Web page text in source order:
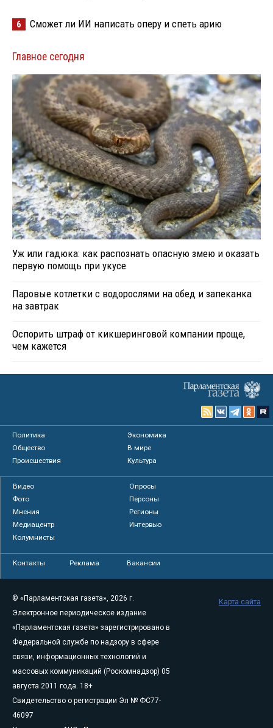
6 Сможет ли ИИ написать оперу и спеть арию
Главное сегодня
Уж или гадюка: как распознать опасную змею и оказать
первую помощь при укусе
Паровые котлетки с водорослями на обед и запеканка
на завтрак
Оспорить штраф от кикшеринговой компании проще,
чем кажется
Политика
Экономика
Общество
В мире
Происшествия
Культура
Видео
Опросы
Фото
Персоны
Мнения
Регионы
Медиацентр
Интервью
Колумнисты
Контакты Реклама Вакансии
© «Парламентская газета», 2026 г.
Электронное периодическое издание
«Парламентская газета» зарегистрировано в
Федеральной службе по надзору в сфере
связи, информационных технологий и
массовых коммуникаций (Роскомнадзор) 05
августа 2011 года. 18+
Свидетельство о регистрации Эл № ФС77-
46097
Карта сайта